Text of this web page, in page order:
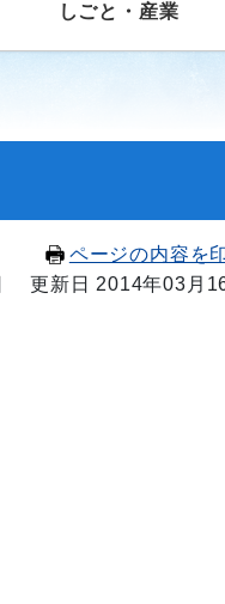
しごと・産業
ページの内容を
更新日 2014年03月